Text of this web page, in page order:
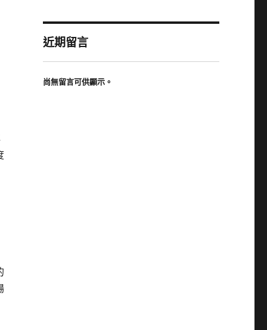
近期留言
尚無留言可供顯示。